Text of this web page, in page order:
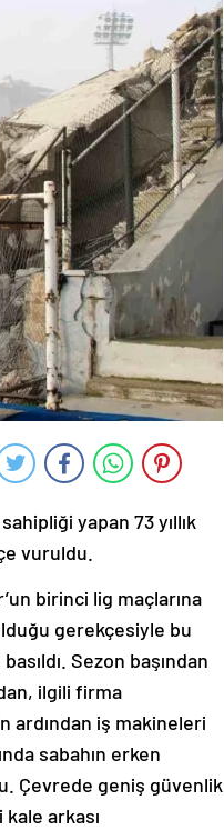
yapan 73 yıllık
vuruldu.
birinci lig maçlarına
gerekçesiyle bu
Sezon başından
ilgili firma
ardından iş makineleri
sabahın erken
Çevrede geniş güvenlik
kale arkası